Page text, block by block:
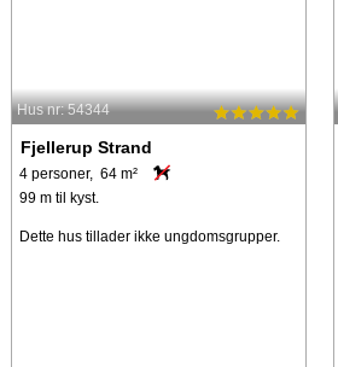
Hus nr: 54344
Fjellerup Strand
4 personer, 64 m²
99 m til kyst.
Dette hus tillader ikke ungdomsgrupper.